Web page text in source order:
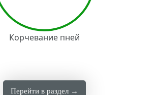
Корчевание пней
Перейти в раздел →